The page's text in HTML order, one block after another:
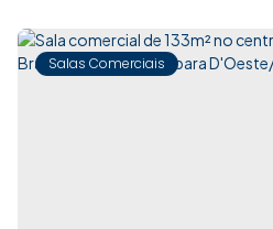
Salas Comerciais